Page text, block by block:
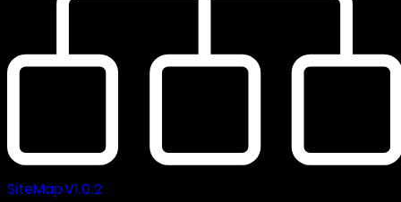
SiteMap V1.0.2